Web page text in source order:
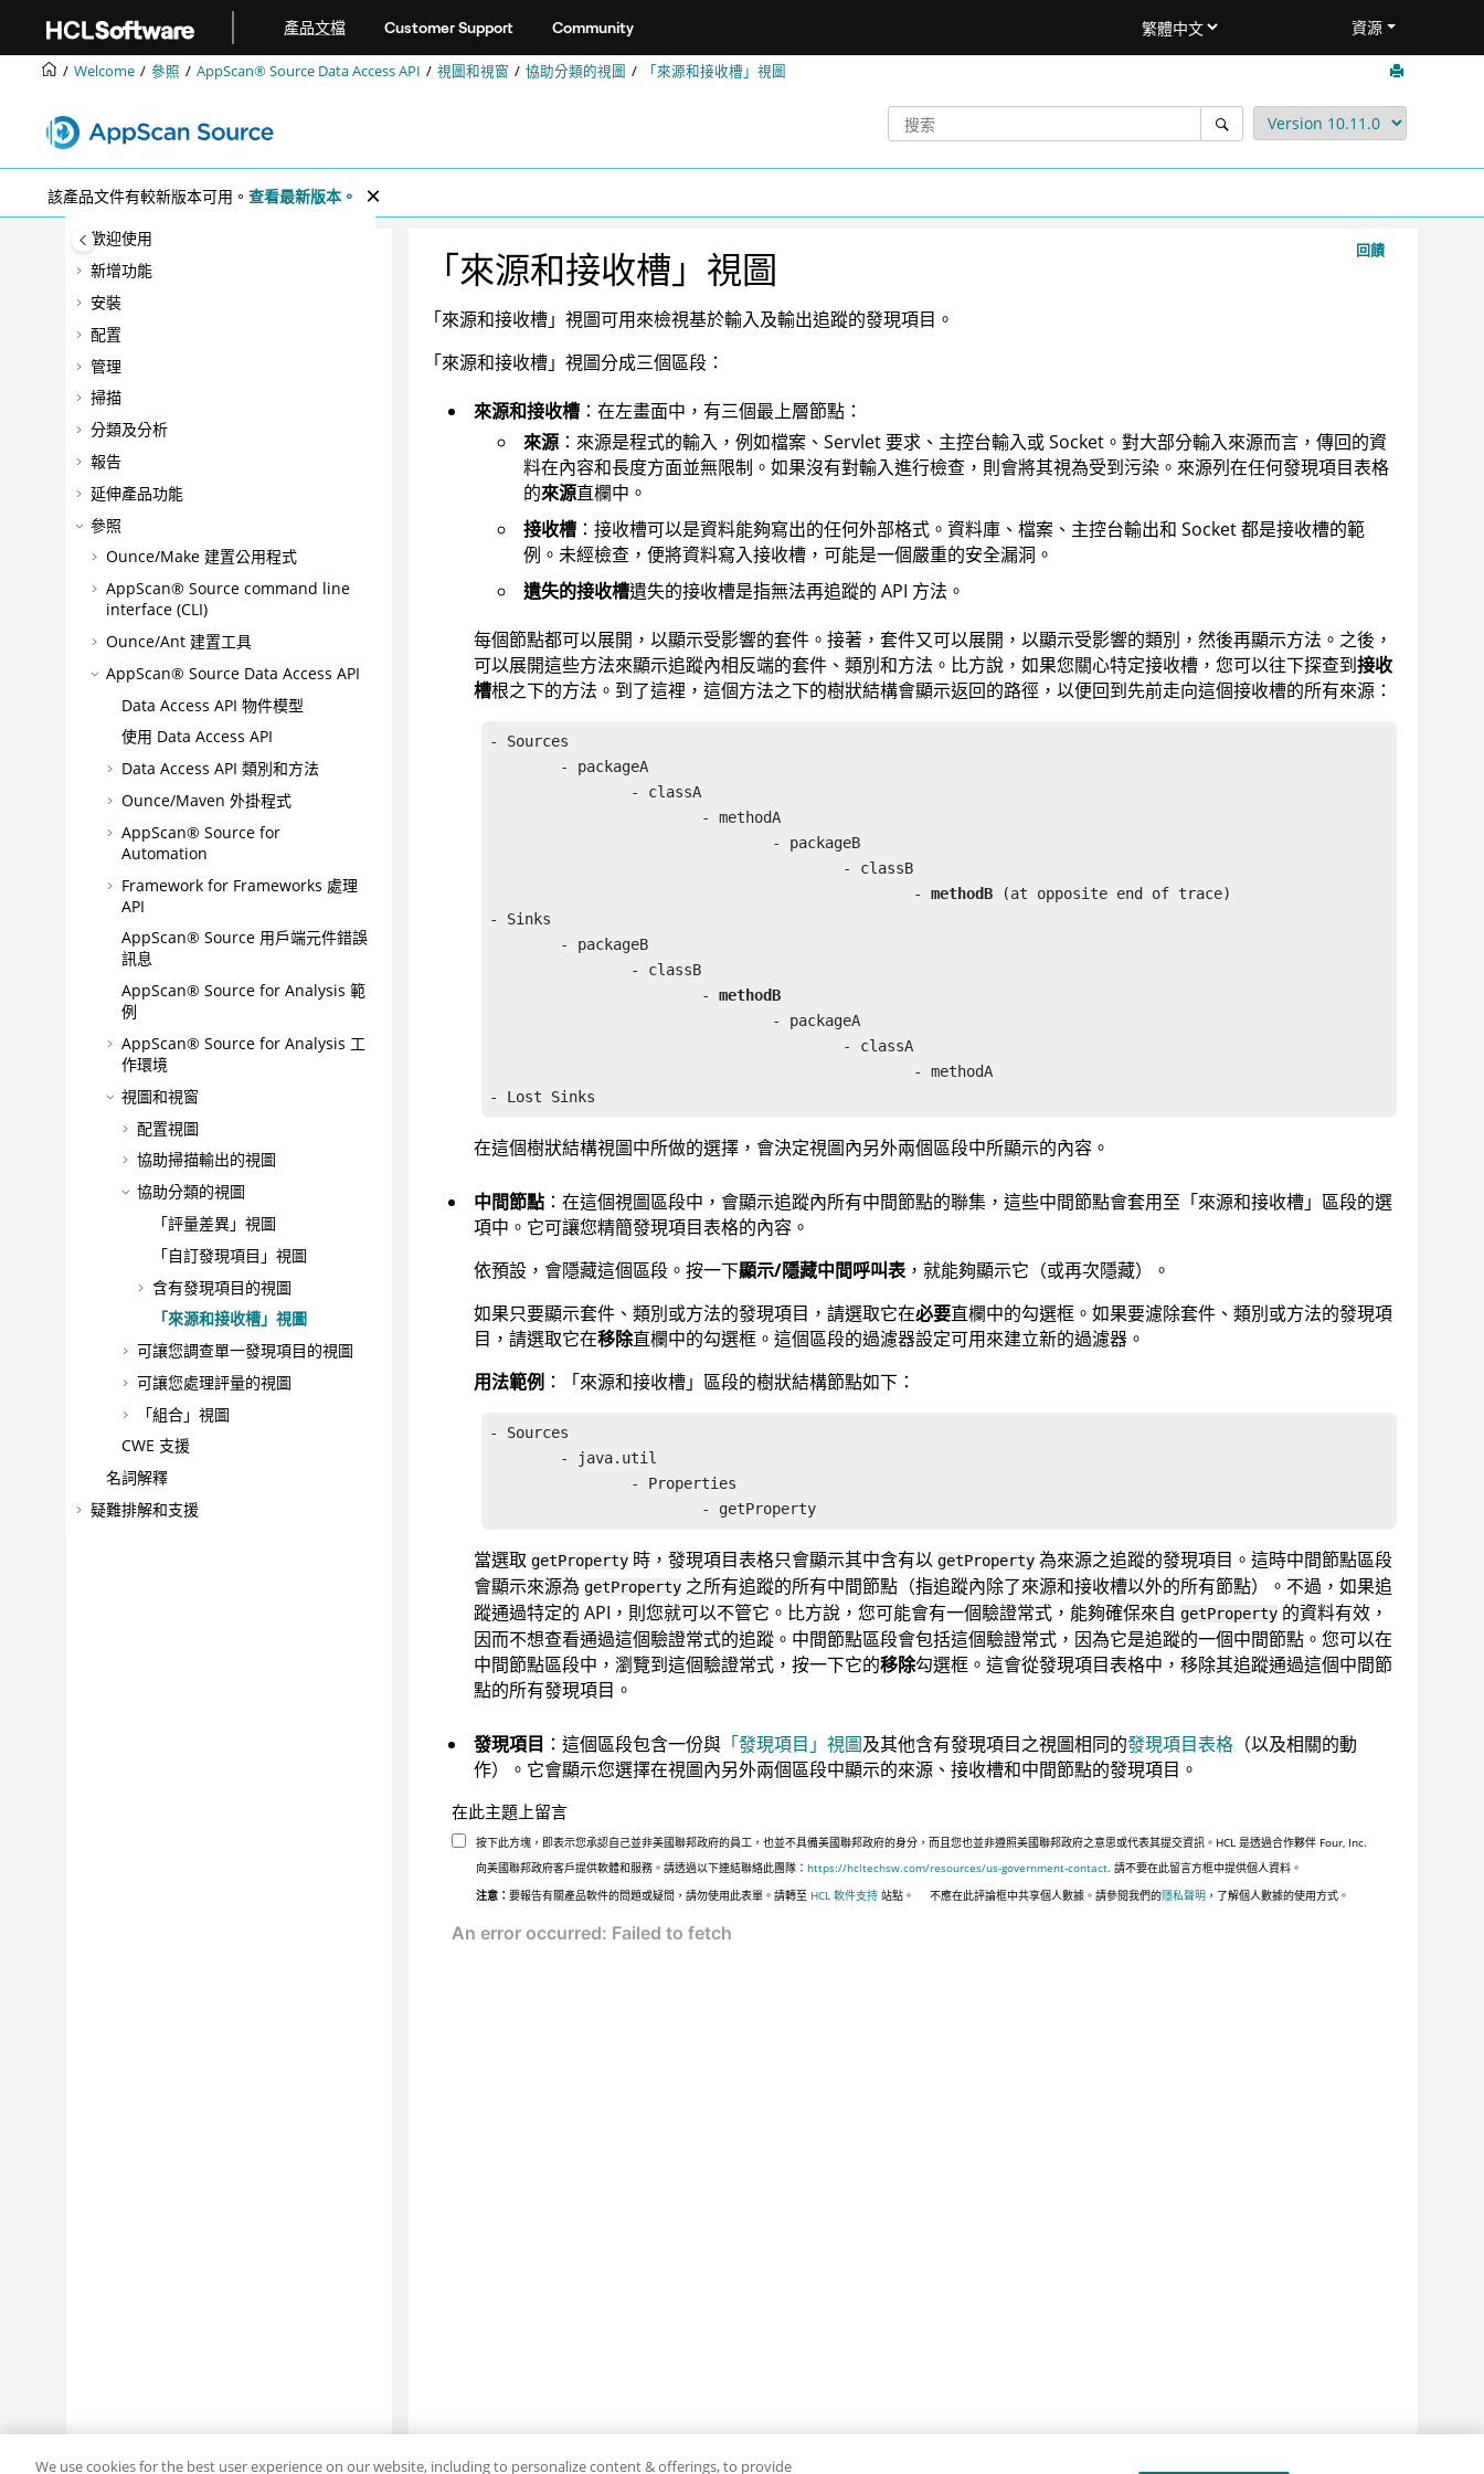
產品文檔 Customer Support Community 資源
Welcome 參照 AppScan® Source Data Access API 視圖和視窗 協助分類的視圖 「來源和接收槽」視圖
該產品文件有較新版本可用。 查看最新版本。
歡迎使用
新增功能
安裝
配置
管理
掃描
分類及分析
報告
延伸產品功能
參照
Ounce/Make 建置公用程式
AppScan® Source command line
interface (CLI)
Ounce/Ant 建置工具
AppScan® Source Data Access API
Data Access API 物件模型
使用 Data Access API
Data Access API 類別和方法
Ounce/Maven 外掛程式
AppScan® Source for
Automation
Framework for Frameworks 處理
API
AppScan® Source 用戶端元件錯誤
訊息
AppScan® Source for Analysis 範
例
AppScan® Source for Analysis 工
作環境
視圖和視窗
配置視圖
協助掃描輸出的視圖
協助分類的視圖
「評量差異」視圖
「自訂發現項目」視圖
含有發現項目的視圖
「來源和接收槽」視圖
可讓您調查單一發現項目的視圖
可讓您處理評量的視圖
「組合」視圖
CWE 支援
名詞解釋
疑難排解和支援
回饋
「來源和接收槽」視圖
「來源和接收槽」視圖可用來檢視基於輸入及輸出追蹤的發現項目。
「來源和接收槽」視圖分成三個區段：
來源和接收槽：在左畫面中，有三個最上層節點：
來源：來源是程式的輸入，例如檔案、Servlet 要求、主控台輸入或 Socket。對大部分輸入來源而言，傳回的資
料在內容和長度方面並無限制。如果沒有對輸入進行檢查，則會將其視為受到污染。 來源列在任何發現項目表格
的來源直欄中。
接收槽：接收槽可以是資料能夠寫出的任何外部格式。資料庫、檔案、主控台輸出和 Socket 都是接收槽的範
例。未經檢查，便將資料寫入接收槽，可能是一個嚴重的安全漏洞。
遺失的接收槽遺失的接收槽是指無法再追蹤的 API 方法。
每個節點都可以展開，以顯示受影響的套件。接著，套件又可以展開，以顯示受影響的類別，然後再顯示方法。之後，
可以展開這些方法來顯示追蹤內相反端的套件、類別和方法。比方說，如果您關心特定接收槽，您可以往下探查到接收
槽根之下的方法。到了這裡，這個方法之下的樹狀結構會顯示返回的路徑，以便回到先前走向這個接收槽的所有來源：
- Sources
						-
methodB (at opposite end of trace)
- Sinks
			-
methodB
在這個樹狀結構視圖中所做的選擇，會決定視圖內另外兩個區段中所顯示的內容。
中間節點：在這個視圖區段中，會顯示追蹤內所有中間節點的聯集，這些中間節點會套用至「來源和接收槽」區段的選
項中。它可讓您精簡發現項目表格的內容。
依預設，會隱藏這個區段。按一下顯示/隱藏中間呼叫表，就能夠顯示它（或再次隱藏）。
如果只要顯示套件、類別或方法的發現項目，請選取它在必要直欄中的勾選框。如果要濾除套件、類別或方法的發現項
目，請選取它在移除直欄中的勾選框。這個區段的過濾器設定可用來建立新的過濾器。
用法範例 ：「來源和接收槽」區段的樹狀結構節點如下：
- Sources
			- getProperty
當選取 getProperty時，發現項目表格只會顯示其中含有以 getProperty為來源之追蹤的發現項目。這時中間節點區段
會顯示來源為 getProperty之所有追蹤的所有中間節點（指追蹤內除了來源和接收槽以外的所有節點）。不過，如果追
蹤通過特定的 API，則您就可以不管它。比方說，您可能會有一個驗證常式，能夠確保來自 getProperty的資料有效，
因而不想查看通過這個驗證常式的追蹤。中間節點區段會包括這個驗證常式，因為它是追蹤的一個中間節點。您可以在
中間節點區段中，瀏覽到這個驗證常式，按一下它的移除勾選框。這會從發現項目表格中，移除其追蹤通過這個中間節
點的所有發現項目。
發現項目 ：這個區段包含一份與「發現項目」視圖及其他含有發現項目之視圖相同的發現項目表格（以及相關的動
作）。它會顯示您選擇在視圖內另外兩個區段中顯示的來源、接收槽和中間節點的發現項目。
在此主題上留言
按下此方塊，即表示您承認自己並非美國聯邦政府的員工，也並不具備美國聯邦政府的身分，而且您也並非遵照美國聯邦政府之意思或代表其提交資訊。HCL 是透過合作夥伴 Four, Inc.
向美國聯邦政府客戶提供軟體和服務。請透過以下連結聯絡此團隊：https://hcltechsw.com/resources/us-government-contact. 請不要在此留言方框中提供個人資料。
注意：要報告有關產品軟件的問題或疑問，請勿使用此表單。請轉至 HCL 軟件支持 站點。 不應在此評論框中共享個人數據。請參閱我們的隱私聲明 ，了解個人數據的使用方式。
We use cookies for the best user experience on our website, including to personalize content & offerings, to provide